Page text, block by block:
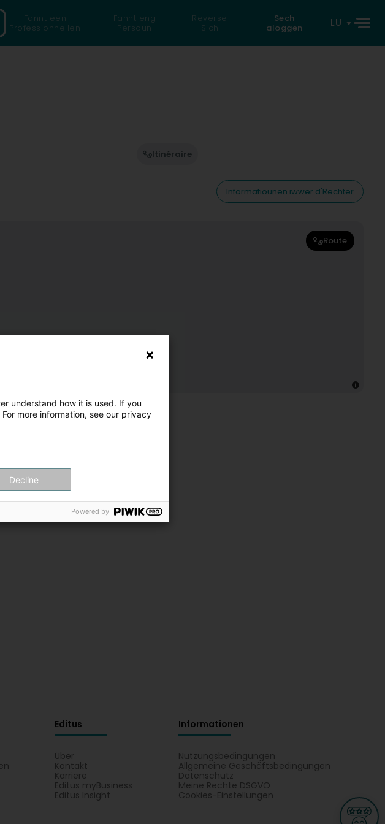
Fannt een
Professionnellen
Fannt eng
Persoun
Reverse
Sich
Sech
aloggen
LU
Itinéraire
Informatiounen iwwer d'Rechter
Route
Editus
Über
Kontakt
Karriere
Editus myBusiness
Editus Insight
Informationen
Nutzungsbedingungen
Allgemeine Geschäftsbedingungen
Datenschutz
Meine Rechte DSGVO
Cookies-Einstellungen
understand how it is used. If you
more information, see our privacy
Decline
Powered by